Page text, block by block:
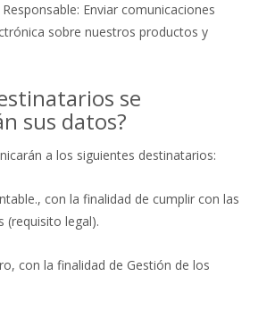
Enviar comunicaciones
sobre nuestros productos y
se
sus datos?
a los siguientes destinatarios:
con la finalidad de cumplir con las
(requisito legal).
con la finalidad de Gestión de los